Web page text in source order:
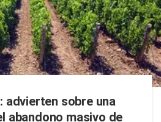
advierten sobre una
abandono masivo de